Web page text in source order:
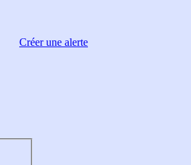
Créer une alerte